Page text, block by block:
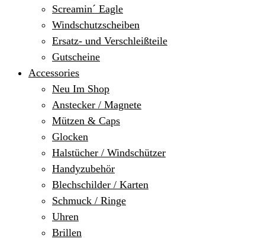
Screamin´ Eagle
Windschutzscheiben
Ersatz- und Verschleißteile
Gutscheine
Accessories
Neu Im Shop
Anstecker / Magnete
Mützen & Caps
Glocken
Halstücher / Windschützer
Handyzubehör
Blechschilder / Karten
Schmuck / Ringe
Uhren
Brillen